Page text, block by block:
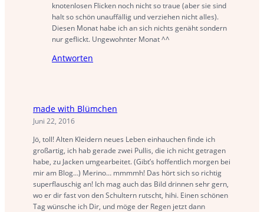
knotenlosen Flicken noch nicht so traue (aber sie sind
halt so schön unauffällig und verziehen nicht alles).
Diesen Monat habe ich an sich nichts genäht sondern
nur geflickt. Ungewohnter Monat ^^
Antworten
made with Blümchen
Juni 22, 2016
Jö, toll! Alten Kleidern neues Leben einhauchen finde ich
großartig, ich hab gerade zwei Pullis, die ich nicht getragen
habe, zu Jacken umgearbeitet. (Gibt’s hoffentlich morgen bei
mir am Blog…) Merino… mmmmh! Das hört sich so richtig
superflauschig an! Ich mag auch das Bild drinnen sehr gern,
wo er dir fast von den Schultern rutscht, hihi. Einen schönen
Tag wünsche ich Dir, und möge der Regen jetzt dann